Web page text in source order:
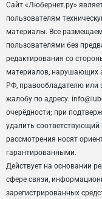
Сайт «Любернет.ру»
пользователям
материалы. Все
пользователями без
редактирования со
материалов, нарушающих
РФ, правообладателю или
жалобу по адресу:
очерёдности; при
удалить
рассмотрения носят
гарантированными.
Действует на основании
сфере связи,
зарегистрированных